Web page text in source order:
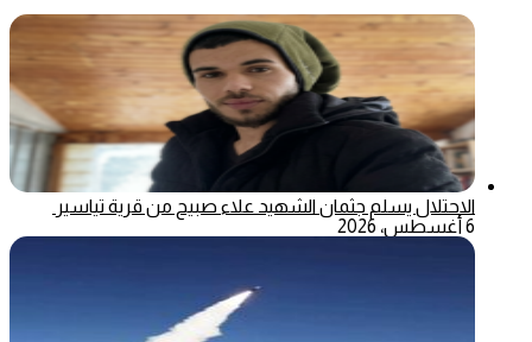
الاحتلال يسلم جثمان الشهيد علاء صبيح من قرية تياسير
6 أغسطس، 2026